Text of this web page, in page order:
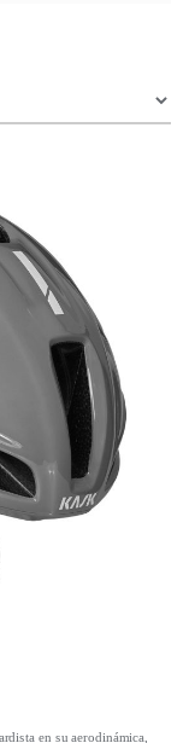
en su aerodinámica,